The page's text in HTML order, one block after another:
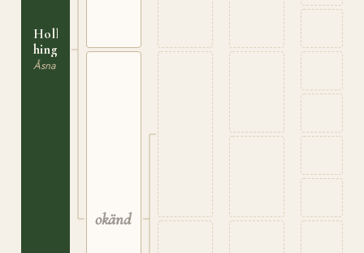
Holländsk
hingst
Åsna
okänd